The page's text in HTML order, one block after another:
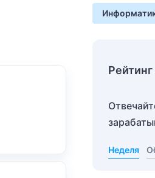
Рейтинг
Неделя